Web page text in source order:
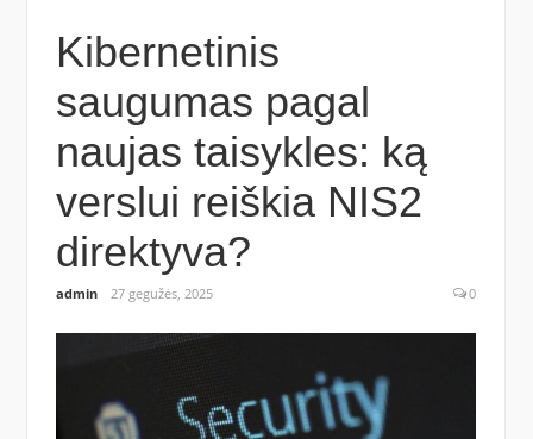
Kibernetinis
saugumas pagal
naujas taisykles: ką
verslui reiškia NIS2
direktyva?
admin 27 gegužės, 2025 0